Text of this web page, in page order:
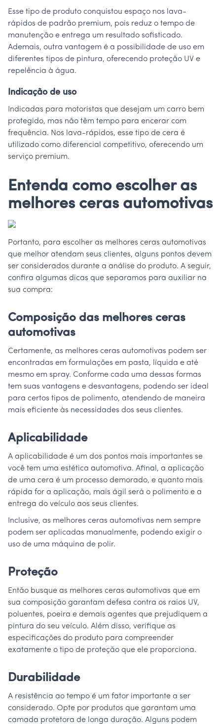
Esse tipo de produto conquistou espaço nos lava-
rápidos de padrão premium, pois reduz o tempo de
manutenção e entrega um resultado sofisticado.
Ademais, outra vantagem é a possibilidade de uso em
diferentes tipos de pintura, oferecendo proteção UV e
repelência à água.
Indicação de uso
Indicadas para motoristas que desejam um carro bem
protegido, mas não têm tempo para encerar com
frequência. Nos lava-rápidos, esse tipo de cera é
utilizado como diferencial competitivo, oferecendo um
serviço premium.
Entenda como escolher as
melhores ceras automotivas
Portanto, para escolher as melhores ceras automotivas
que melhor atendam seus clientes, alguns pontos devem
ser considerados durante a análise do produto. A seguir,
confira algumas dicas que separamos para auxiliar na
sua compra:
Composição das melhores ceras
automotivas
Certamente, as melhores ceras automotivas podem ser
encontradas em formulações em pasta, líquida e até
mesmo em spray. Conforme cada uma dessas formas
tem suas vantagens e desvantagens, podendo ser ideal
para certos tipos de polimento, atendendo de maneira
mais eficiente às necessidades dos seus clientes.
Aplicabilidade
A aplicabilidade é um dos pontos mais importantes se
você tem uma estética automotiva. Afinal, a aplicação
de uma cera é um processo demorado, e quanto mais
rápida for a aplicação, mais ágil será o polimento e a
entrega do veículo aos seus clientes.
Inclusive, as melhores ceras automotivas nem sempre
podem ser aplicadas manualmente, podendo exigir o
uso de uma máquina de polir.
Proteção
Então busque as melhores ceras automotivas que em
sua composição garantam defesa contra os raios UV,
poluentes, poeira e demais agentes que prejudiquem a
pintura do seu veículo. Além disso, verifique as
especificações do produto para compreender
exatamente o tipo de proteção que ele proporciona.
Durabilidade
A resistência ao tempo é um fator importante a ser
considerado. Opte por produtos que garantam uma
camada protetora de longa duração. Alguns podem